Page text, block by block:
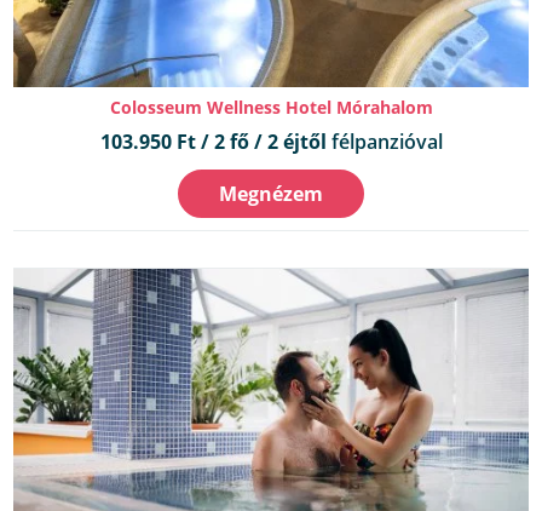
Colosseum Wellness Hotel Mórahalom
103.950 Ft / 2 fő / 2 éjtől félpanzióval
Megnézem